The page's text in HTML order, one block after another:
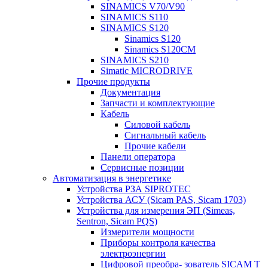
SINAMICS V70/V90
SINAMICS S110
SINAMICS S120
Sinamics S120
Sinamics S120CM
SINAMICS S210
Simatic MICRODRIVE
Прочие продукты
Документация
Запчасти и комплектующие
Кабель
Силовой кабель
Сигнальный кабель
Прочие кабели
Панели оператора
Сервисные позиции
Автоматизация в энергетике
Устройства РЗА SIPROTEC
Устройства АСУ (Sicam PAS, Sicam 1703)
Устройства для измерения ЭП (Simeas,
Sentron, Sicam PQS)
Измерители мощности
Приборы контроля качества
электроэнергии
Цифровой преобра- зователь SICAM T